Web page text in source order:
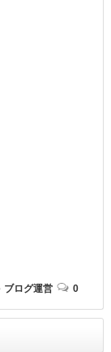
ブログ運営 0